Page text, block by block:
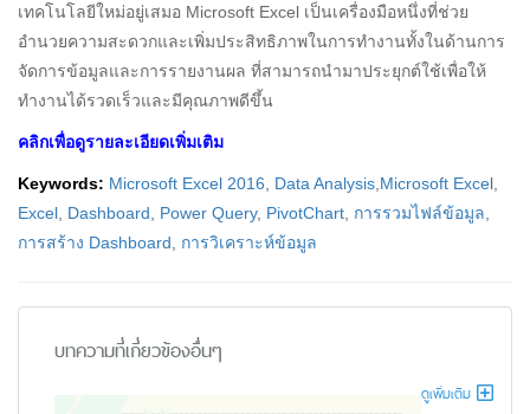
เทคโนโลยีใหม่อยู่เสมอ Microsoft Excel เป็นเครื่องมือหนึ่งที่ช่วย
อำนวยความสะดวกและเพิ่มประสิทธิภาพในการทำงานทั้งในด้านการ
จัดการข้อมูลและการรายงานผล ที่สามารถนำมาประยุกต์ใช้เพื่อให้
ทำงานได้รวดเร็วและมีคุณภาพดีขึ้น
คลิกเพื่อดูรายละเอียดเพิ่มเติม
Keywords: Microsoft Excel 2016 Data Analysis Microsoft Excel,
Excel Dashboard Power Query, PivotChart การรวมไฟล์ข้อมูล
การสร้าง Dashboard
การวิเคราะห์ข้อมูล
บทความที่เกี่ยวข้องอื่นๆ
ดูเพิ่มเติม